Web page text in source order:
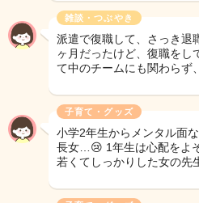
雑談・つぶやき
派遣で復職して、さっき退
ヶ月だったけど、復職をし
て中のチームにも関わらず
子育て・グッズ
小学2年生からメンタル面
長女…😢 1年生は心配をよ
若くてしっかりした女の先